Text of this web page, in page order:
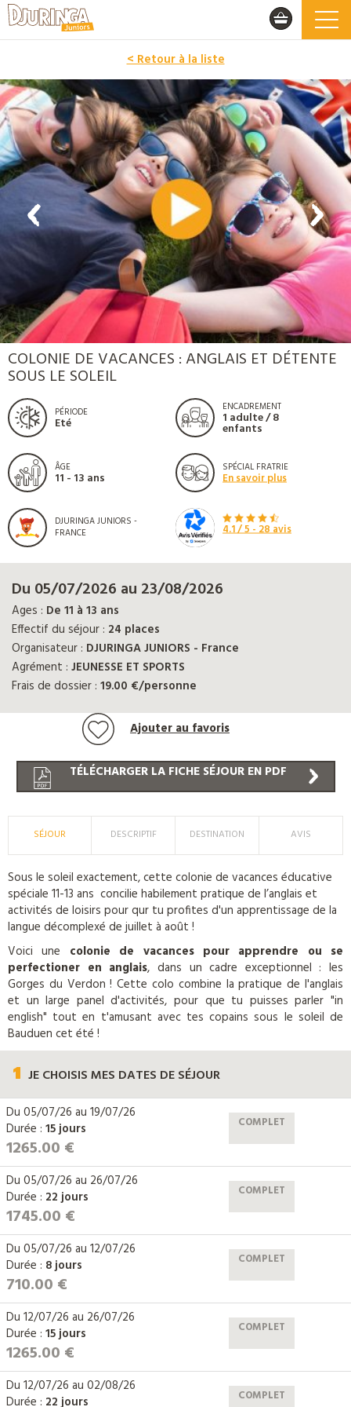
< Retour à la liste
PROMO
COLONIE DE VACANCES : ANGLAIS ET DÉTENTE
SOUS LE SOLEIL
PÉRIODE
Eté
ENCADREMENT
1 adulte / 8
enfants
ÂGE
11 - 13 ans
SPÉCIAL FRATRIE
En savoir plus
DJURINGA JUNIORS -
FRANCE
4.1/ 5 -28avis
Du 05/07/2026 au 23/08/2026
Ages : De 11 à 13 ans
Effectif du séjour : 24 places
Organisateur : DJURINGA JUNIORS - France
Agrément : JEUNESSE ET SPORTS
Frais de dossier : 19.00 €/personne
Ajouter au favoris
TÉLÉCHARGER LA FICHE SÉJOUR EN PDF
SÉJOUR DESCRIPTIF DESTINATION AVIS
Sous le soleil exactement, cette colonie de vacances éducative
spéciale 11-13 ans concilie habilement pratique de l’anglais et
activités de loisirs pour qur tu profites d'un apprentissage de la
langue décomplexé de juillet à août !
Voici une colonie de vacances pour apprendre ou se
perfectioner en anglais, dans un cadre exceptionnel : les
Gorges du Verdon ! Cette colo combine la pratique de l'anglais
et un large panel d'activités, pour que tu puisses parler "in
english" tout en t'amusant avec tes copains sous le soleil de
Bauduen cet été !
1 JE CHOISISMES DATES DE SÉJOUR
Du 05/07/26 au 19/07/26
Durée : 15 jours
1265.00 €
COMPLET
Du 05/07/26 au 26/07/26
Durée : 22 jours
1745.00 €
COMPLET
Du 05/07/26 au 12/07/26
Durée : 8 jours
710.00 €
COMPLET
Du 12/07/26 au 26/07/26
Durée : 15 jours
1265.00 €
COMPLET
Du 12/07/26 au 02/08/26
Durée : 22 jours COMPLET